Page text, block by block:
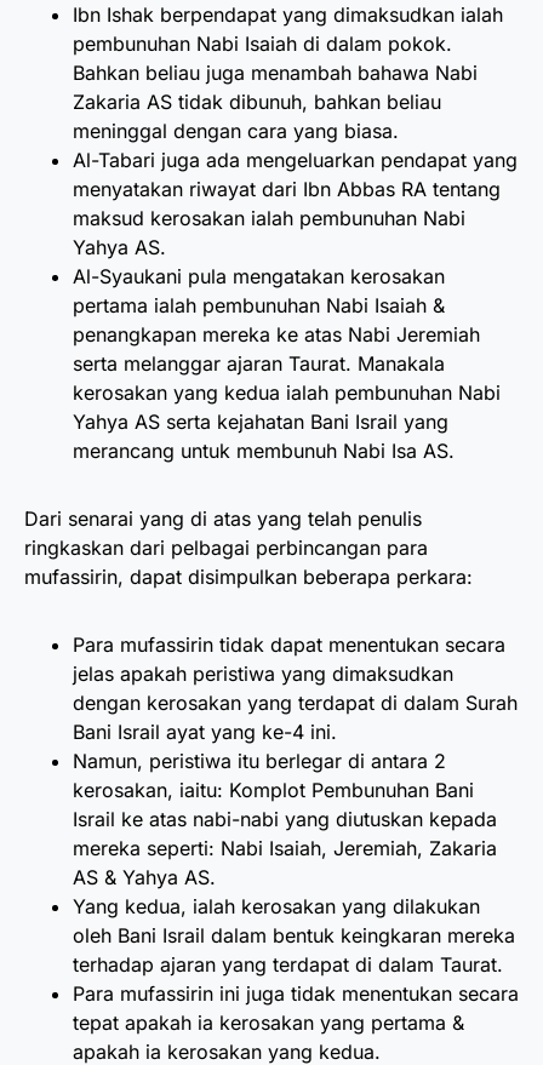
Ibn Ishak berpendapat yang dimaksudkan ialah
pembunuhan Nabi Isaiah di dalam pokok.
Bahkan beliau juga menambah bahawa Nabi
Zakaria AS tidak dibunuh, bahkan beliau
meninggal dengan cara yang biasa.
Al-Tabari juga ada mengeluarkan pendapat yang
menyatakan riwayat dari Ibn Abbas RA tentang
maksud kerosakan ialah pembunuhan Nabi
Yahya AS.
Al-Syaukani pula mengatakan kerosakan
pertama ialah pembunuhan Nabi Isaiah &
penangkapan mereka ke atas Nabi Jeremiah
serta melanggar ajaran Taurat. Manakala
kerosakan yang kedua ialah pembunuhan Nabi
Yahya AS serta kejahatan Bani Israil yang
merancang untuk membunuh Nabi Isa AS.
Dari senarai yang di atas yang telah penulis
ringkaskan dari pelbagai perbincangan para
mufassirin, dapat disimpulkan beberapa perkara:
Para mufassirin tidak dapat menentukan secara
jelas apakah peristiwa yang dimaksudkan
dengan kerosakan yang terdapat di dalam Surah
Bani Israil ayat yang ke-4 ini.
Namun, peristiwa itu berlegar di antara 2
kerosakan, iaitu: Komplot Pembunuhan Bani
Israil ke atas nabi-nabi yang diutuskan kepada
mereka seperti: Nabi Isaiah, Jeremiah, Zakaria
AS & Yahya AS.
Yang kedua, ialah kerosakan yang dilakukan
oleh Bani Israil dalam bentuk keingkaran mereka
terhadap ajaran yang terdapat di dalam Taurat.
Para mufassirin ini juga tidak menentukan secara
tepat apakah ia kerosakan yang pertama &
apakah ia kerosakan yang kedua.